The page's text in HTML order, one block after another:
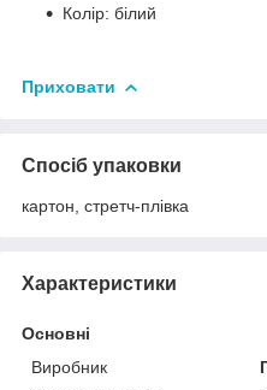
Колір: білий
Приховати
Спосіб упаковки
картон, стретч-плівка
Характеристики
Основні
Виробник